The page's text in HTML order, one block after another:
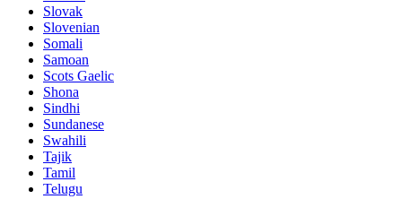
Slovak
Slovenian
Somali
Samoan
Scots Gaelic
Shona
Sindhi
Sundanese
Swahili
Tajik
Tamil
Telugu